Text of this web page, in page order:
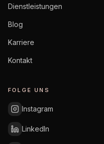
Dienstleistungen
Blog
Karriere
Kontakt
FOLGE UNS
Instagram
LinkedIn